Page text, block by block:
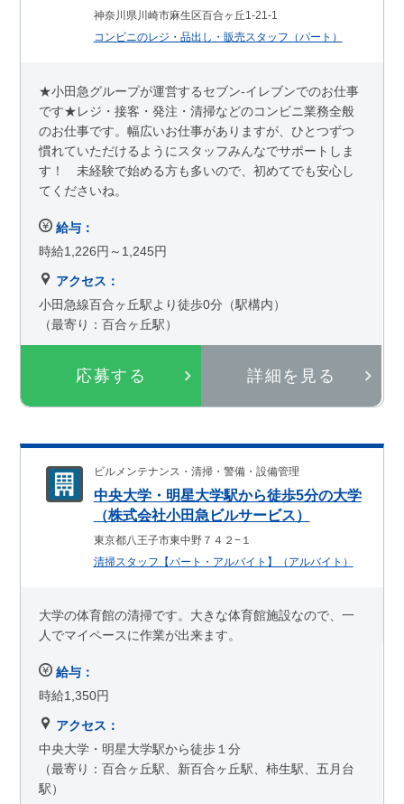
神奈川県川崎市麻生区百合ヶ丘1-21-1
コンビニのレジ・品出し・販売スタッフ（パート）
応募する 詳細を見る
★小田急グループが運営するセブン-イレブンでのお仕事
です★レジ・接客・発注・清掃などのコンビニ業務全般
のお仕事です。幅広いお仕事がありますが、ひとつずつ
慣れていただけるようにスタッフみんなでサポートしま
す！ 未経験で始める方も多いので、初めてでも安心し
てくださいね。
給与：
時給1,226円～1,245円
アクセス：
小田急線百合ヶ丘駅より徒歩0分（駅構内）
（最寄り：百合ヶ丘駅）
ビルメンテナンス・清掃・警備・設備管理
中央大学・明星大学駅から徒歩5分の大学
（株式会社小田急ビルサービス）
東京都八王子市東中野７４２−１
清掃スタッフ【パート・アルバイト】（アルバイト）
大学の体育館の清掃です。大きな体育館施設なので、一
人でマイペースに作業が出来ます。
給与：
時給1,350円
アクセス：
中央大学・明星大学駅から徒歩１分
（最寄り：百合ヶ丘駅、新百合ヶ丘駅、柿生駅、五月台
駅）